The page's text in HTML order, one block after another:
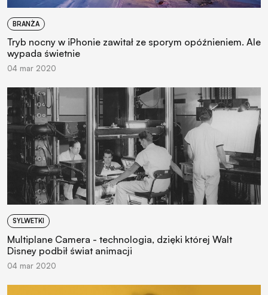
BRANŻA
Tryb nocny w iPhonie zawitał ze sporym opóźnieniem. Ale
wypada świetnie
04 mar 2020
SYLWETKI
Multiplane Camera - technologia, dzięki której Walt
Disney podbił świat animacji
04 mar 2020